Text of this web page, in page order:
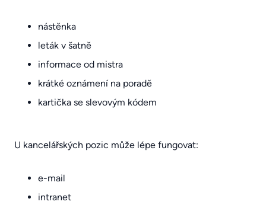
nástěnka
leták v šatně
informace od mistra
krátké oznámení na poradě
kartička se slevovým kódem
U kancelářských pozic může lépe fungovat:
e-mail
intranet